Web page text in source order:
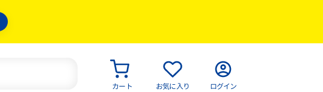
カート お気に入り ログイン